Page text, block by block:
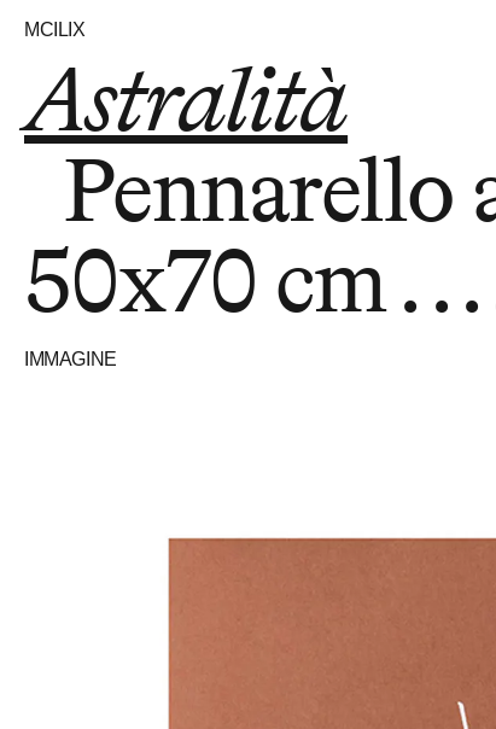
MCILIX
Astralità
Pennarello
50x70 cm
IMMAGINE